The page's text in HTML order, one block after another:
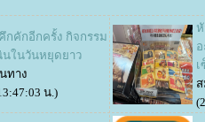
กคักอีกครั้ง กิจกรรม
ในวันหยุดยาว
ทาง
น.)